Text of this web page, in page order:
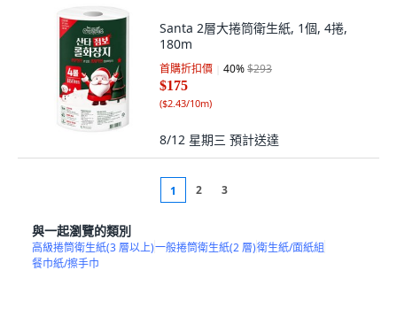
Santa 2層大捲筒衛生紙, 1個, 4捲,
180m
首購折扣價 40%$293
$175
($2.43/10m)
8/12 星期三 預計送達
1 2 3
與一起瀏覽的類別
高級捲筒衛生紙(3 層以上)一般捲筒衛生紙(2 層)衛生紙/面紙組
餐巾紙/擦手巾